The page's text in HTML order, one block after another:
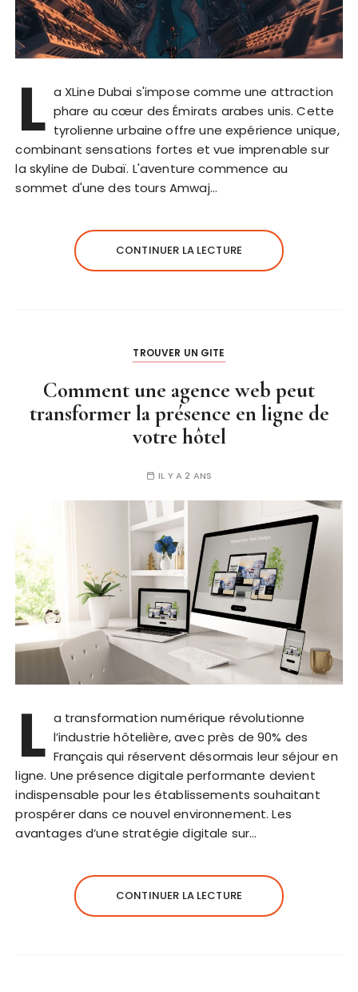
L a XLine Dubai s'impose comme une attraction
phare au cœur des Émirats arabes unis. Cette
tyrolienne urbaine offre une expérience unique,
combinant sensations fortes et vue imprenable sur
la skyline de Dubaï. L'aventure commence au
sommet d'une des tours Amwaj…
CONTINUER LA LECTURE
TROUVER UN GITE
Comment une agence web peut
transformer la présence en ligne de
votre hôtel
IL Y A 2 ANS
L a transformation numérique révolutionne
l’industrie hôtelière, avec près de 90% des
Français qui réservent désormais leur séjour en
ligne. Une présence digitale performante devient
indispensable pour les établissements souhaitant
prospérer dans ce nouvel environnement. Les
avantages d’une stratégie digitale sur…
CONTINUER LA LECTURE